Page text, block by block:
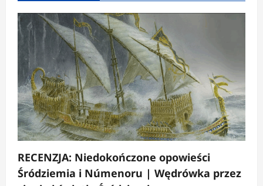
RECENZJA: Niedokończone opowieści
Śródziemia i Númenoru | Wędrówka przez